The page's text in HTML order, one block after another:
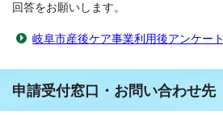
回答をお願いします。
岐阜市産後ケア事業利用後アンケート
申請受付窓口・お問い合わせ先